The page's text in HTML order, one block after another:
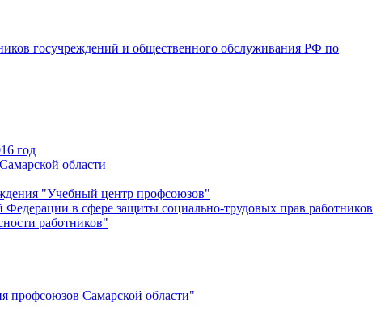
госучреждений и общественного обслуживания РФ по
год
области
"Учебный центр профсоюзов"
в сфере защиты социально-трудовых прав работников
работников"
профсоюзов Самарской области"